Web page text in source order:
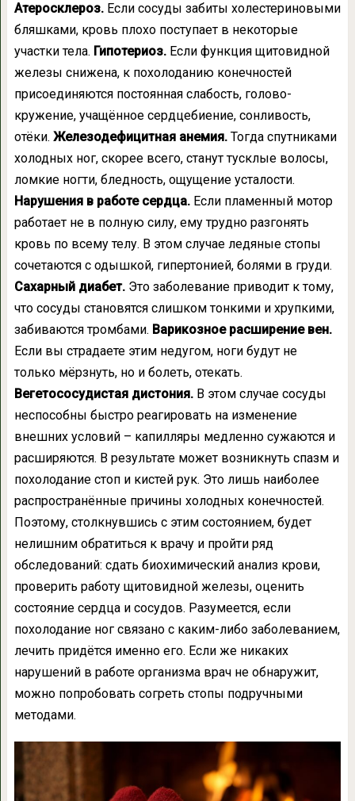
Атеросклероз.Если сосуды забиты холестериновыми
бляшками, кровь плохо поступает в некоторые
участки тела. Гипотериоз.Если функция щитовидной
железы снижена, к похолоданию конечностей
присоединяются постоянная слабость, голово­
кружение, учащённое сердцебиение, сонливость,
отёки. Железодефицитная анемия.Тогда спутниками
холодных ног, скорее всего, станут тусклые волосы,
ломкие ногти, бледность, ощущение усталости.
Нарушения в работе сердца.Если пламенный мотор
работает не в полную силу, ему трудно разгонять
кровь по всему телу. В этом случае ледяные стопы
сочетаются с одышкой, гипертонией, болями в груди.
Сахарный диабет. Это заболевание приводит к тому,
что сосуды становятся слишком тонкими и хрупкими,
забиваются тромбами. Варикозное расширение вен.
Если вы страдаете этим недугом, ноги будут не
только мёрзнуть, но и болеть, отекать.
Вегетососудистая дистония. В этом случае сосуды
неспособны быстро реагировать на изменение
внешних условий – капилляры медленно сужаются и
расширяются. В результате может возникнуть спазм и
похолодание стоп и кистей рук. Это лишь наиболее
распространённые причины холодных конечностей.
Поэтому, столкнувшись с этим состоянием, будет
нелишним обратиться к врачу и пройти ряд
обследований: сдать биохимический анализ крови,
проверить работу щитовидной железы, оценить
состояние сердца и сосудов. Разумеется, если
похолодание ног связано с каким-либо заболеванием,
лечить придётся именно его. Если же никаких
нарушений в работе организма врач не обнаружит,
можно попробовать согреть стопы подручными
методами.